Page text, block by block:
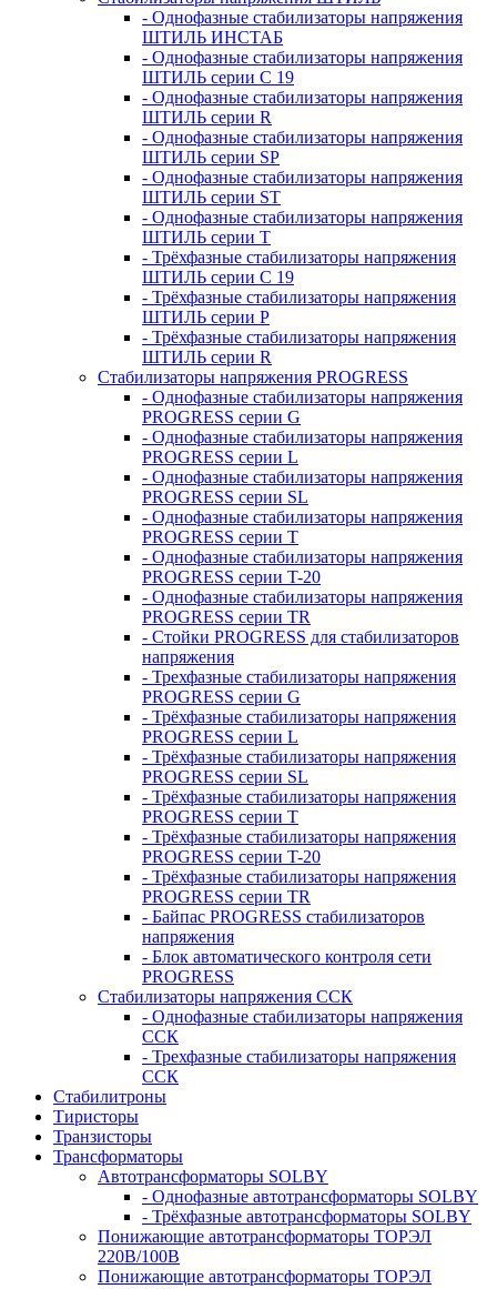
- Однофазные стабилизаторы напряжения
ШТИЛЬ ИНСТАБ
- Однофазные стабилизаторы напряжения
ШТИЛЬ серии C 19
- Однофазные стабилизаторы напряжения
ШТИЛЬ серии R
- Однофазные стабилизаторы напряжения
ШТИЛЬ серии SP
- Однофазные стабилизаторы напряжения
ШТИЛЬ серии ST
- Однофазные стабилизаторы напряжения
ШТИЛЬ серии T
- Трёхфазные стабилизаторы напряжения
ШТИЛЬ серии C 19
- Трёхфазные стабилизаторы напряжения
ШТИЛЬ серии P
- Трёхфазные стабилизаторы напряжения
ШТИЛЬ серии R
Стабилизаторы напряжения PROGRESS
- Однофазные стабилизаторы напряжения
PROGRESS серии G
- Однофазные стабилизаторы напряжения
PROGRESS серии L
- Однофазные стабилизаторы напряжения
PROGRESS серии SL
- Однофазные стабилизаторы напряжения
PROGRESS серии T
- Однофазные стабилизаторы напряжения
PROGRESS серии T-20
- Однофазные стабилизаторы напряжения
PROGRESS серии TR
- Стойки PROGRESS для стабилизаторов
напряжения
- Трехфазные стабилизаторы напряжения
PROGRESS серии G
- Трёхфазные стабилизаторы напряжения
PROGRESS серии L
- Трёхфазные стабилизаторы напряжения
PROGRESS серии SL
- Трёхфазные стабилизаторы напряжения
PROGRESS серии T
- Трёхфазные стабилизаторы напряжения
PROGRESS серии T-20
- Трёхфазные стабилизаторы напряжения
PROGRESS серии TR
- Байпас PROGRESS стабилизаторов
напряжения
- Блок автоматического контроля сети
PROGRESS
Стабилизаторы напряжения ССК
- Однофазные стабилизаторы напряжения
ССК
- Трехфазные стабилизаторы напряжения
ССК
Стабилитроны
Тиристоры
Транзисторы
Трансформаторы
Автотрансформаторы SOLBY
- Однофазные автотрансформаторы SOLBY
- Трёхфазные автотрансформаторы SOLBY
Понижающие автотрансформаторы ТОРЭЛ
220В/100В
Понижающие автотрансформаторы ТОРЭЛ